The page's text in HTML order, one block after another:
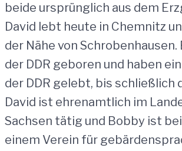
beide ursprünglich aus dem
David lebt heute in Chemnitz
der Nähe von Schrobenhausen.
der DDR geboren und haben
der DDR gelebt, bis schließlich
David ist ehrenamtlich im
Sachsen tätig und Bobby ist bei
einem Verein für